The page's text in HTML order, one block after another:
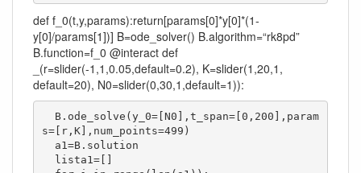
def f_0(t,y,params):return[params[0]*y[0]*(1-
y[0]/params[1])] B=ode_solver() B.algorithm=“rk8pd”
B.function=f_0 @interact def
_(r=slider(-1,1,0.05,default=0.2), K=slider(1,20,1,
default=20), N0=slider(0,30,1,default=1)):
s=[r,K],num_points=499)